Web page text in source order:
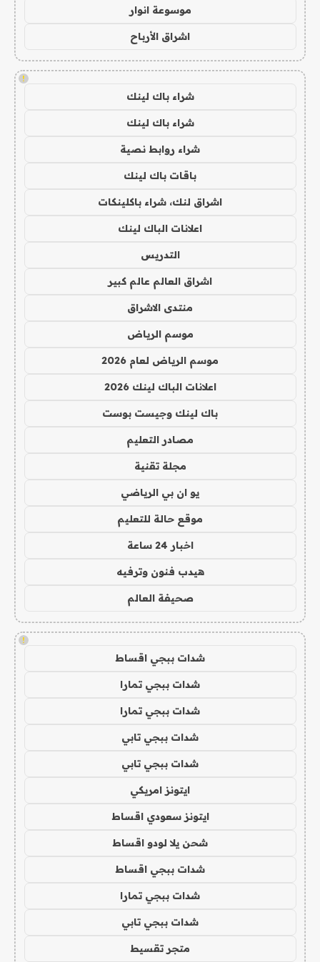
موسوعة انوار
اشراق الأرباح
!
شراء باك لينك
شراء باك لينك
شراء روابط نصية
باقات باك لينك
اشراق لنك، شراء باكلينكات
اعلانات الباك لينك
التدريس
اشراق العالم عالم كبير
منتدى الاشراق
موسم الرياض
موسم الرياض لعام 2026
اعلانات الباك لينك 2026
باك لينك وجيست بوست
مصادر التعليم
مجلة تقنية
يو ان بي الرياضي
موقع حالة للتعليم
اخبار 24 ساعة
هيدب فنون وترفيه
صحيفة العالم
!
شدات ببجي اقساط
شدات ببجي تمارا
شدات ببجي تمارا
شدات ببجي تابي
شدات ببجي تابي
ايتونز امريكي
ايتونز سعودي اقساط
شحن يلا لودو اقساط
شدات ببجي اقساط
شدات ببجي تمارا
شدات ببجي تابي
متجر تقسيط